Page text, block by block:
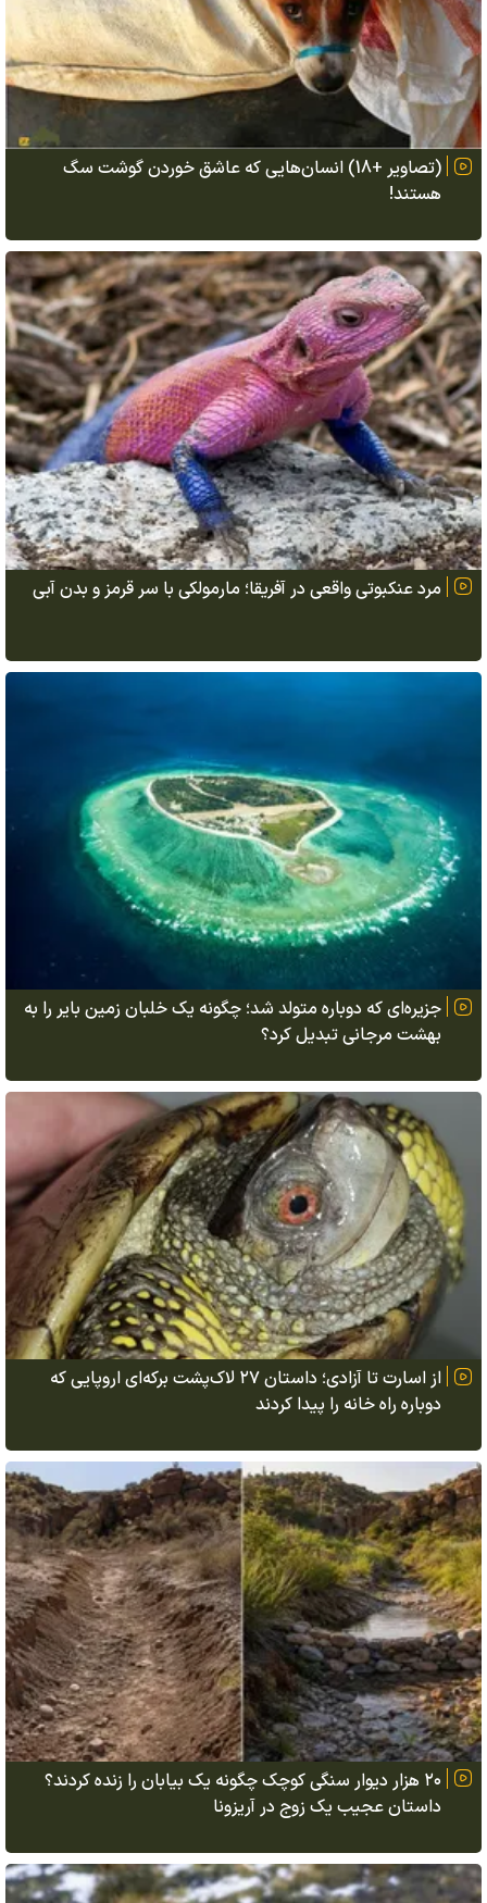
(تصاویر +18) انسان‌هایی که عاشق خوردن گوشت سگ
هستند!
مرد عنکبوتی واقعی در آفریقا؛ مارمولکی با سر قرمز و بدن آبی
جزیره‌ای که دوباره متولد شد؛ چگونه یک خلبان زمین بایر را به
بهشت مرجانی تبدیل کرد؟
از اسارت تا آزادی؛ داستان ۲۷ لاک‌پشت برکه‌ای اروپایی که
دوباره راه خانه را پیدا کردند
۲۰ هزار دیوار سنگی کوچک چگونه یک بیابان را زنده کردند؟
داستان عجیب یک زوج در آریزونا